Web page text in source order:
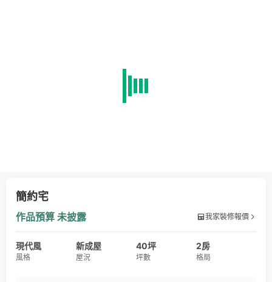
簡約宅
作品預算 未披露 我家裝修報價
現代風
風格
新成屋
屋況
40坪
坪數
2房
格局